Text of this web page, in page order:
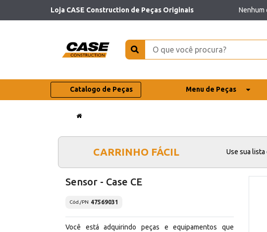
Loja CASE Construction de Peças Originais Nenhum
Catalogo de Peças Menu de Peças
CARRINHO FÁCIL Use sua
Sensor - Case CE
Cód./PN 47569031
Você está adquirindo peças e equipamentos que